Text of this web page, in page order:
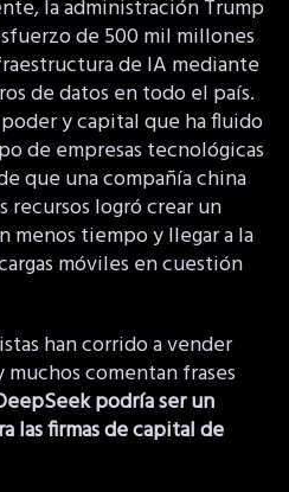
la administración Trump
de 500 mil millones
de IA mediante
de datos en todo el país.
y capital que ha fluido
de empresas tecnológicas
que una compañía china
recursos logró crear un
menos tiempo y llegar a la
móviles en cuestión
han corrido a vender
comentan frases
podría ser un
las firmas de capital de